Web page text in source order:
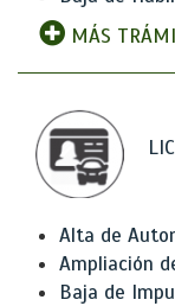
MÁS
Alta de
Ampliación
Baja de